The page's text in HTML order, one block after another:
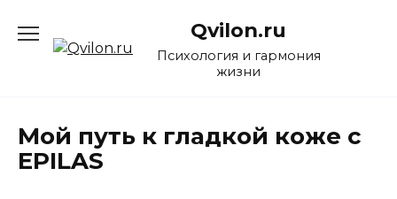
содержанию
Qvilon.ru
Психология и гармония
жизни
Мой путь к гладкой коже с
EPILAS